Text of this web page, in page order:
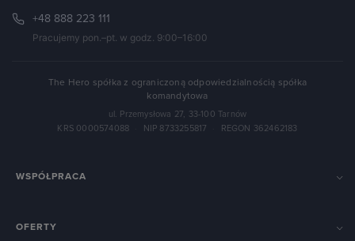
+48 888 223 111
Pracujemy pon.–pt. w godz. 9:00–16:00
The Hero spółka z ograniczoną odpowiedzialnością spółka
komandytowa
ul. Przemysłowa 27, 33-100 Tarnów
KRS 0000574088
NIP 8733255817 REGON 362462183
WSPÓŁPRACA
OFERTY